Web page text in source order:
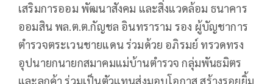
เสริมการออม พัฒนาสังคม และสิ่งแวดล้อม ธนาคาร
ออมสิน พล.ต.ต.กัญชล อินทราราม รอง ผู้บัญชาการ
ตำรวจตระเวนชายแดน ร่วมด้วย อภิรมย์ ทรวดทรง
อุปนายกนายกสมาคมแม่บ้านตำรวจ กลุ่มพันธมิตร
และลูกค้า ร่วมเป็นตัวแทนส่งมอบโอกาส สร้างรอยยิ้ม